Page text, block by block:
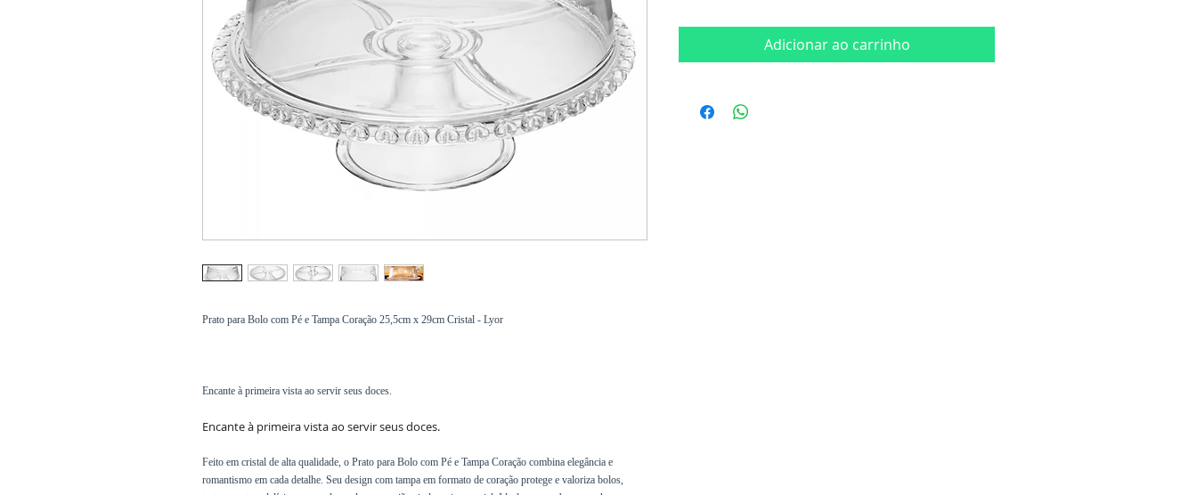
Prato para Bolo com Pé e Tampa Coração 25,5cm x 29cm Cristal - Lyor
Encante à primeira vista ao servir seus doces.
Encante à primeira vista ao servir seus doces.
Feito em cristal de alta qualidade, o Prato para Bolo com Pé e Tampa Coração combina elegância e
romantismo em cada detalhe. Seu design com tampa em formato de coração protege e valoriza bolos,
Adicionar ao carrinho